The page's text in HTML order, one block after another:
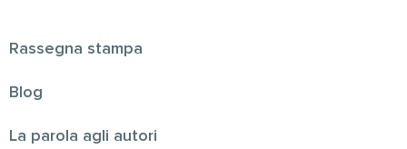
Rassegna stampa
Blog
La parola agli autori